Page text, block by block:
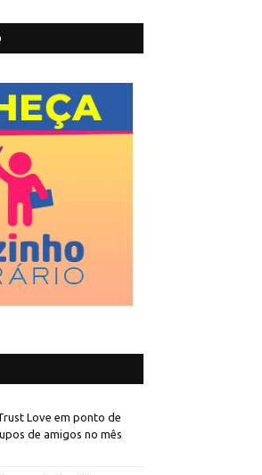
Love em ponto de
de amigos no mês